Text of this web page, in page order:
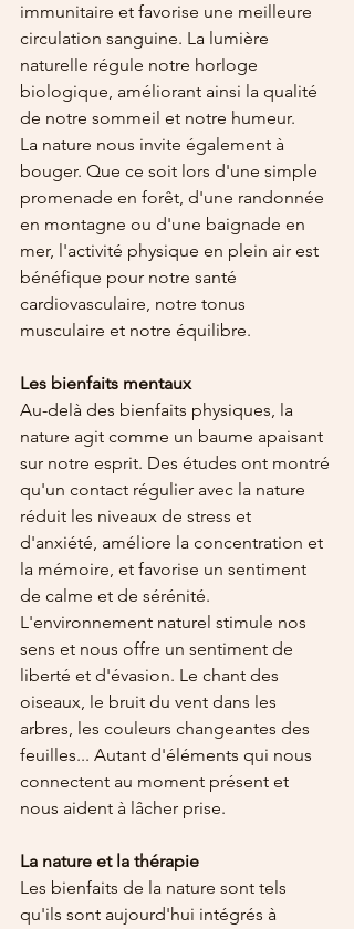
immunitaire et favorise une meilleure
circulation sanguine. La lumière
naturelle régule notre horloge
biologique, améliorant ainsi la qualité
de notre sommeil et notre humeur.
La nature nous invite également à
bouger. Que ce soit lors d'une simple
promenade en forêt, d'une randonnée
en montagne ou d'une baignade en
mer, l'activité physique en plein air est
bénéfique pour notre santé
cardiovasculaire, notre tonus
musculaire et notre équilibre.
Les bienfaits mentaux
Au-delà des bienfaits physiques, la
nature agit comme un baume apaisant
sur notre esprit. Des études ont montré
qu'un contact régulier avec la nature
réduit les niveaux de stress et
d'anxiété, améliore la concentration et
la mémoire, et favorise un sentiment
de calme et de sérénité.
L'environnement naturel stimule nos
sens et nous offre un sentiment de
liberté et d'évasion. Le chant des
oiseaux, le bruit du vent dans les
arbres, les couleurs changeantes des
feuilles... Autant d'éléments qui nous
connectent au moment présent et
nous aident à lâcher prise.
La nature et la thérapie
Les bienfaits de la nature sont tels
qu'ils sont aujourd'hui intégrés à